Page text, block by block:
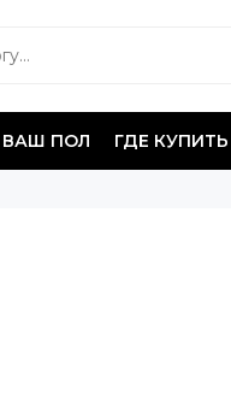
ПОЛ ГДЕ КУПИТЬ